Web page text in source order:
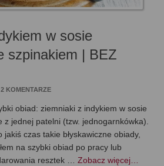
w sosie
szpinakiem | BEZ
2 KOMENTARZE
obiad: ziemniaki z indykiem w sosie
z jednej patelni (tzw. jednogarnkówka).
jakiś czas takie błyskawiczne obiady,
na szybki obiad po pracy lub
resztek … Zobacz więcej…